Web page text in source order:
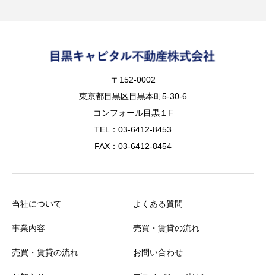
〒152-0002
東京都目黒区目黒本町5-30-6
コンフォール目黒１F
TEL：03-6412-8453
FAX：03-6412-8454
当社について
事業内容
売買・賃貸の流れ
よくある質問
売買・賃貸の流れ
お問い合わせ